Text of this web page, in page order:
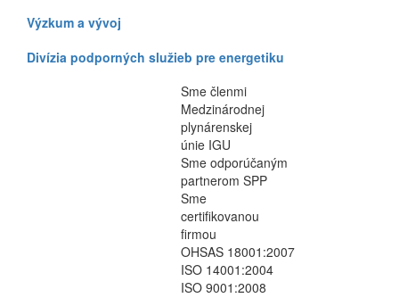
Výzkum a vývoj
Divízia podporných služieb pre energetiku
Sme členmi
Medzinárodnej
plynárenskej
únie IGU
Sme odporúčaným
partnerom SPP
Sme
certifikovanou
firmou
OHSAS 18001:2007
ISO 14001:2004
ISO 9001:2008